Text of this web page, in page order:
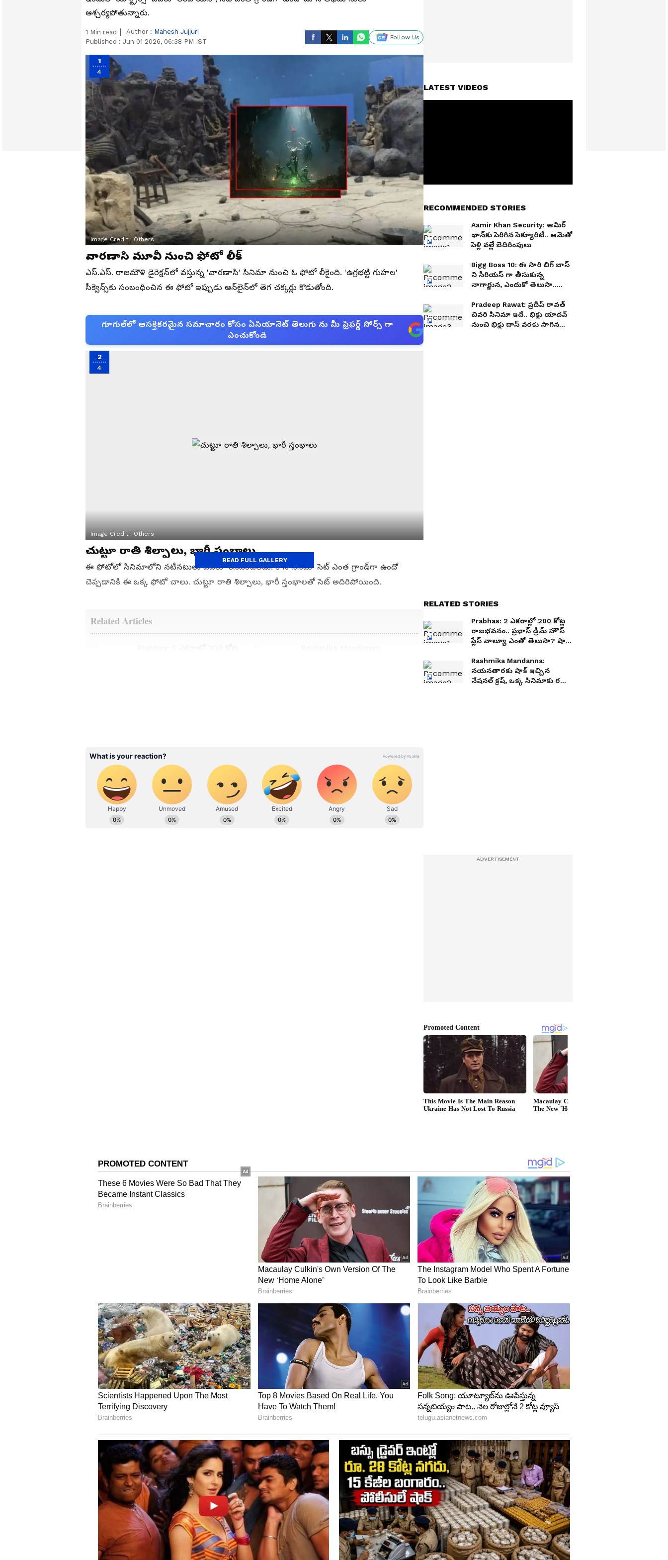
ఆశ్చర్యపోతున్నారు.
1 Min read Author : Mahesh Jujjuri
Published : Jun 01 2026, 06:38 PM IST
Follow Us
1
4
Image Credit : Others
వారణాసి మూవీ నుంచి ఫోటో లీక్
ఎస్.ఎస్. రాజమౌళి డైరెక్షన్‌లో వస్తున్న 'వారణాసి' సినిమా నుంచి ఓ ఫోటో లీకైంది. 'ఉగ్రభట్టి గుహల'
సీక్వెన్స్‌కు సంబంధించిన ఈ ఫోటో ఇప్పుడు ఆన్‌లైన్‌లో తెగ చక్కర్లు కొడుతోంది.
గూగుల్‌లో ఆసక్తికరమైన సమాచారం కోసం ఏసియానెట్ తెలుగు ను మీ ఫ్రిఫర్డ్ సోర్స్ గా
ఎంచుకోండి
2
4
Image Credit : Others
చుట్టూ రాతి శిల్పాలు, భారీ స్తంభాలు
ఈ ఫోటోలో సినిమాలోని నటీనటులు ఎవరూ కనిపించలేదు. కానీ సినిమా సెట్ ఎంత గ్రాండ్‌గా ఉందో
చెప్పడానికి ఈ ఒక్క ఫోటో చాలు. చుట్టూ రాతి శిల్పాలు, భారీ స్తంభాలతో సెట్ అదిరిపోయింది.
Related Articles
4
Image Credit :Others
ఎవరీ ఛిన్నమస్తా దేవి?
పురాణాల ప్రకారం, ఈ దేవత తన తలని తానే ఖండించుకుని చేతిలో పట్టుకుని ఉంటుంది. తన రక్తాన్ని
దేవదూతలకు అర్పిస్తూ భీకర రూపంలో కనిపిస్తుంది. హిందూ మతంలో అత్యంత ఉగ్రరూపిణి అయిన
తాంత్రిక దేవత. ఈమెను 'దశ మహావిద్యలలో' ఆరవ దేవతగా, శక్తి స్వరూపిణిగా కొలుస్తారు. చిన్నమస్త
అంటే "ఖండింపబడిన శిరస్సు" అని అర్థం.
ABOUT THE AUTHOR
MJ
Mahesh Jujjuri
మహేశ్ జుజ్జూరి 13 ఏళ్ళకు పైగా తెలుగు జర్నలిస్టుగా పని చేస్తున్నారు. ఈయన గతంలో 10 టీవీలో సినిమా,
READ FULL GALLERY
LATEST VIDEOS
RECOMMENDED STORIES
Aamir Khan Security: ఆమిర్
ఖాన్‌కు పెరిగిన సెక్యూరిటీ.. ఆమెతో
పెళ్లి వల్లే బెదిరింపులు
Bigg Boss 10: ఈ సారి బిగ్ బాస్
ని సీరియస్ గా తీసుకున్న
నాగార్జున, ఎందుకో తెలుసా..
Pradeep Rawat: ప్రదీప్ రావత్
చివరి సినిమా ఇదే.. భిక్షు యాదవ్
నుంచి భిక్షు దాస్ వరకు సాగిన
RELATED STORIES
Prabhas: 2 ఎకరాల్లో 200 కోట్ల
రాజభవనం.. ప్రభాస్ డ్రీమ్ హౌస్
ప్లేస్ వాల్యూ ఎంతో తెలుసా? షాక్
Rashmika Mandanna:
నయనతారకు షాక్ ఇచ్చిన
నేషనల్ క్రష్, ఒక్క సినిమాకు రష్మిక